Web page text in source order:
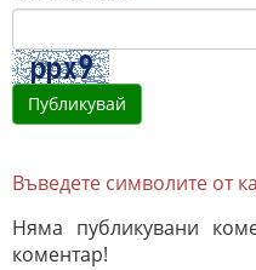
Въведете символите от
Няма публикувани
коментар!